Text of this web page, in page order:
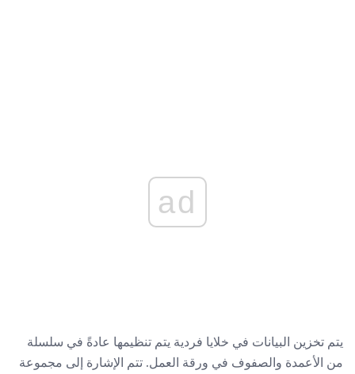
ad
يتم تخزين البيانات في خلايا فردية يتم تنظيمها عادةً في سلسلة
من الأعمدة والصفوف في ورقة العمل. تتم الإشارة إلى مجموعة